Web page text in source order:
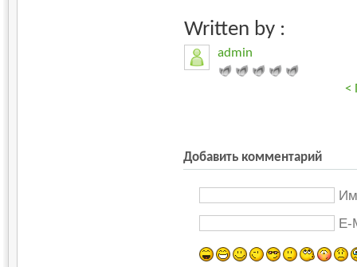
Written by :
admin
<
Добавить комментарий
E-